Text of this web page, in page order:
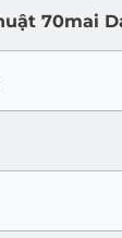
70mai